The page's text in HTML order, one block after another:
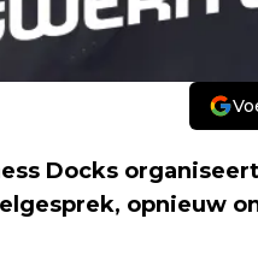
Docks
opnieuw